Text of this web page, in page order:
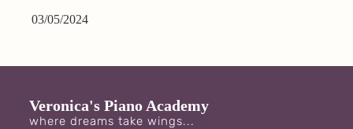
03/05/2024
Veronica's Piano Academy
where dreams take wings...